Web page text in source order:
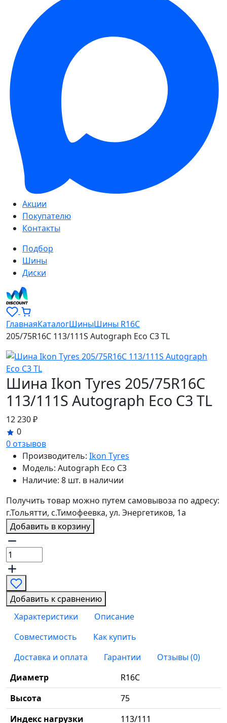
Акции
Покупателю
Контакты
Подбор
Шины
Диски
ГлавнаяКаталогШиныШины R16C
205/75R16C 113/111S Autograph Eco C3 TL
Шина Ikon Tyres 205/75R16C
113/111S Autograph Eco C3 TL
12 230 ₽
0
0 отзывов
Производитель: Ikon Tyres
Модель: Autograph Eco C3
Наличие: 8 шт. в наличии
Получить товар можно путем самовывоза по адресу:
г.Тольятти, с.Тимофеевка, ул. Энергетиков, 1а
Добавить в корзину
Добавить к сравнению
Характеристики
Описание
Совместимость
Как купить
Доставка и оплата
Гарантии
Отзывы (0)
Диаметр
R16C
Высота
75
Индекс нагрузки
113/111